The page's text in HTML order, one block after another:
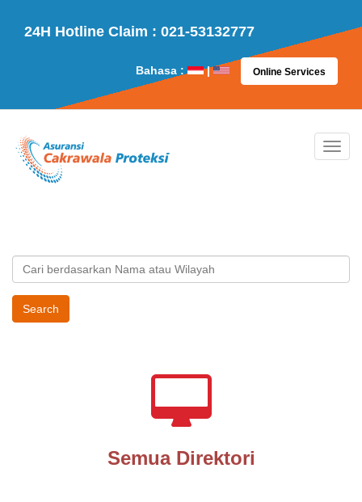
24H Hotline Claim : 021-53132777
Bahasa : | Online Services
Semua Direktori